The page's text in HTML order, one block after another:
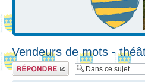
Vendeurs de mots -
Répondre